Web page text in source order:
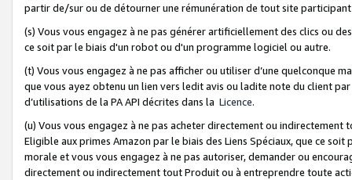
partir de/sur ou de détourner une rémunération de tout site
(s) Vous vous engagez à ne pas générer artificiellement des clics ou
ce soit par le biais d'un robot ou d'un programme logiciel ou autre.
(t) Vous vous engagez à ne pas afficher ou utiliser d’une quelconque
que vous ayez obtenu un lien vers ledit avis ou ladite note du client
d’utilisations de la PA API décrites dans la Licence.
(u) Vous vous engagez à ne pas acheter directement ou
Eligible aux primes Amazon par le biais des Liens Spéciaux, que ce
morale et vous vous engagez à ne pas autoriser, demander ou
directement ou indirectement tout Produit ou à entreprendre toute